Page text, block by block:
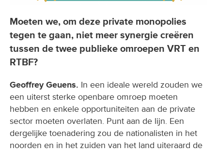
Moeten we, om deze private monopolies
tegen te gaan, niet meer synergie creëren
tussen de twee publieke omroepen VRT en
RTBF?
Geoffrey Geuens. In een ideale wereld zouden we
een uiterst sterke openbare omroep moeten
hebben en enkele opportuniteiten aan de private
sector moeten overlaten. Punt aan de lijn. Een
dergelijke toenadering zou de nationalisten in het
noorden en in het zuiden van het land uiteraard de